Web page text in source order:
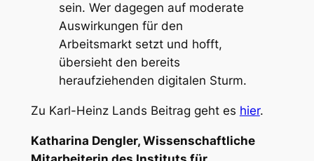
sein. Wer dagegen auf moderate
Auswirkungen für den
Arbeitsmarkt setzt und hofft,
übersieht den bereits
heraufziehenden digitalen Sturm.
Zu Karl-Heinz Lands Beitrag geht es hier.
Katharina Dengler, Wissenschaftliche